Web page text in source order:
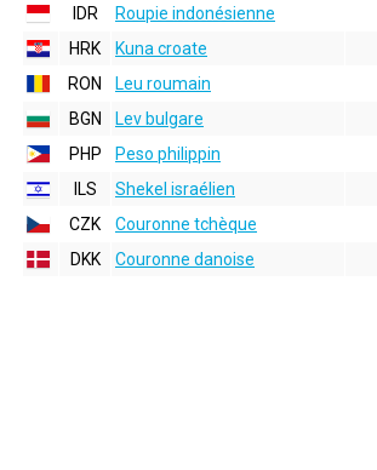
IDR
Roupie indonésienne
HRK
Kuna croate
RON
Leu roumain
BGN
Lev bulgare
PHP
Peso philippin
ILS
Shekel israélien
CZK
Couronne tchèque
DKK
Couronne danoise